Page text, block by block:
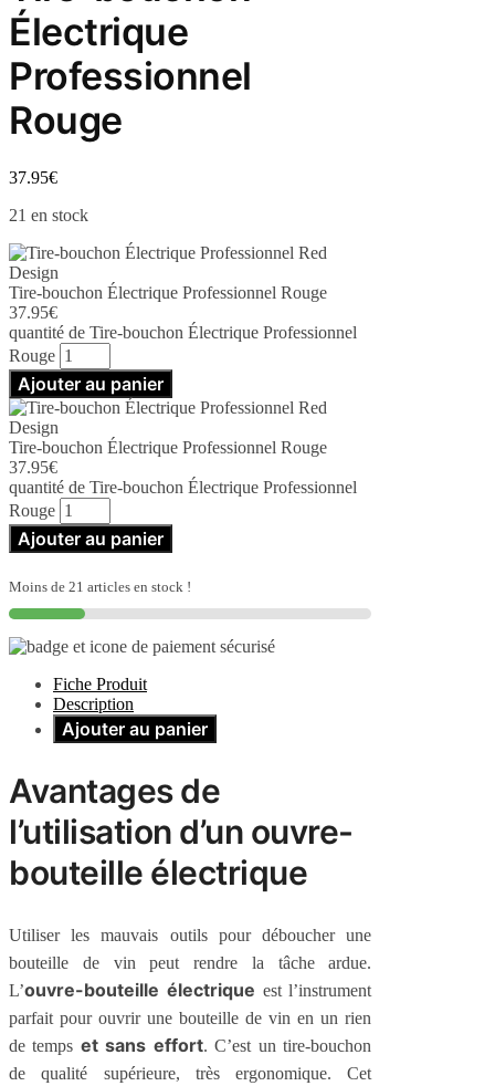
Électrique
Professionnel
Rouge
37.95€
21 en stock
Tire-bouchon Électrique Professionnel Rouge
37.95€
quantité de Tire-bouchon Électrique Professionnel
Rouge
Ajouter au panier
Tire-bouchon Électrique Professionnel Rouge
37.95€
quantité de Tire-bouchon Électrique Professionnel
Rouge
Ajouter au panier
Moins de 21 articles en stock !
Fiche Produit
Description
Ajouter au panier
Avantages de
l’utilisation d’un ouvre-
bouteille électrique
Utiliser les mauvais outils pour déboucher une
bouteille de vin peut rendre la tâche ardue.
L’ouvre-bouteille électrique est l’instrument
parfait pour ouvrir une bouteille de vin en un rien
de temps et sans effort. C’est un tire-bouchon
de qualité supérieure, très ergonomique. Cet